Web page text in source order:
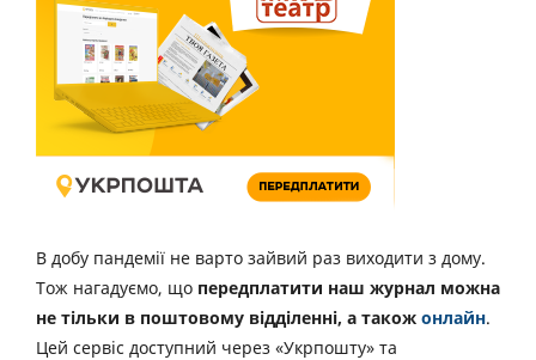
В добу пандемії не варто зайвий раз виходити з дому.
Тож нагадуємо, що передплатити наш журнал можна
не тільки в поштовому відділенні, а також онлайн.
Цей сервіс доступний через «Укрпошту» та